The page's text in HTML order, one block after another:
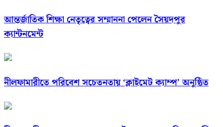
আন্তর্জাতিক শিক্ষা নেতৃত্বের সম্মাননা পেলেন সৈয়দপুর
ক্যান্টনমেন্ট
নীলফামারীতে পরিবেশ সচেতনতায় ‘ক্লাইমেট ক্যাম্প’ অনুষ্ঠিত